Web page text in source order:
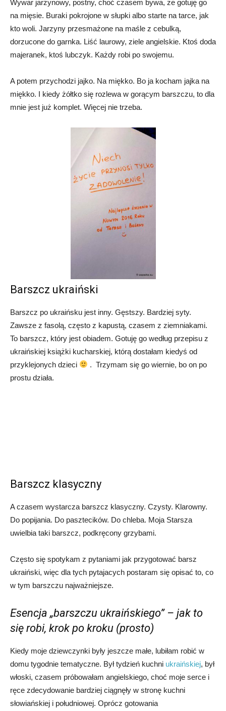
Wywar jarzynowy, postny, choć czasem bywa, że gotuję go
na mięsie. Buraki pokrojone w słupki albo starte na tarce, jak
kto woli. Jarzyny przesmażone na maśle z cebulką,
dorzucone do garnka. Liść laurowy, ziele angielskie. Ktoś doda
majeranek, ktoś lubczyk. Każdy robi po swojemu.
A potem przychodzi jajko. Na miękko. Bo ja kocham jajka na
miękko. I kiedy żółtko się rozlewa w gorącym barszczu, to dla
mnie jest już komplet. Więcej nie trzeba.
Barszcz ukraiński
Barszcz po ukraińsku jest inny. Gęstszy. Bardziej syty.
Zawsze z fasolą, często z kapustą, czasem z ziemniakami.
To barszcz, który jest obiadem. Gotuję go według przepisu z
ukraińskiej książki kucharskiej, którą dostałam kiedyś od
przyklejonych dzieci
. Trzymam się go wiernie, bo on po
prostu działa.
Barszcz klasyczny
A czasem wystarcza barszcz klasyczny. Czysty. Klarowny.
Do popijania. Do pasztecików. Do chleba. Moja Starsza
uwielbia taki barszcz, podkręcony grzybami.
Często się spotykam z pytaniami jak przygotować barsz
ukraiński, więc dla tych pytajacych postaram się opisać to, co
w tym barszczu najważniejsze.
Esencja „barszczu ukraińskiego” – jak to
się robi, krok po kroku (prosto)
Kiedy moje dziewczynki były jeszcze małe, lubiłam robić w
domu tygodnie tematyczne. Był tydzień kuchni ukraińskiej, był
włoski, czasem próbowałam angielskiego, choć moje serce i
ręce zdecydowanie bardziej ciągnęły w stronę kuchni
słowiańskiej i południowej. Oprócz gotowania